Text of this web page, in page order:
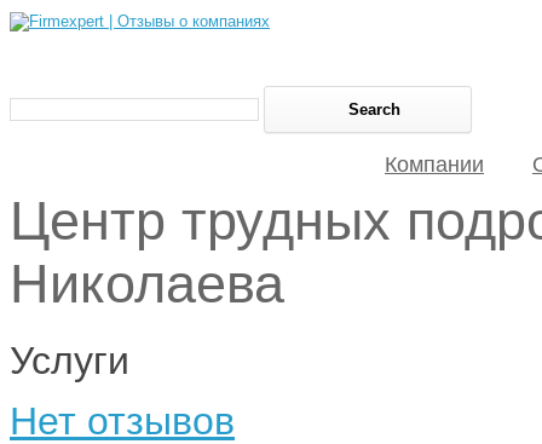
Компании
Центр трудных
Николаева
Услуги
Нет отзывов